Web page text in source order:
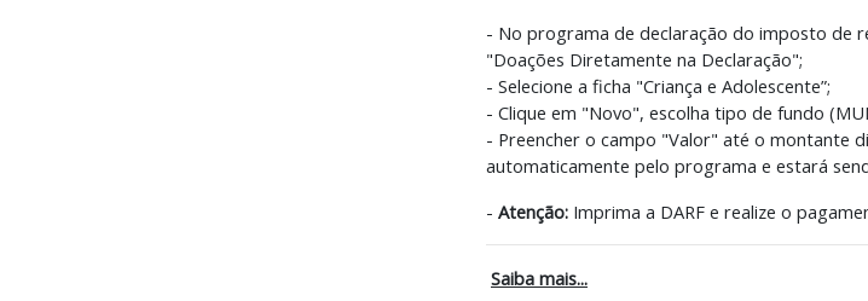
- No programa de declaração do imposto de
"Doações Diretamente na Declaração";
- Selecione a ficha "Criança e Adolescente”;
- Clique em "Novo", escolha tipo de fundo
- Preencher o campo "Valor" até o montante
automaticamente pelo programa e estará
- Atenção: Imprima a DARF e realize o
Saiba mais...